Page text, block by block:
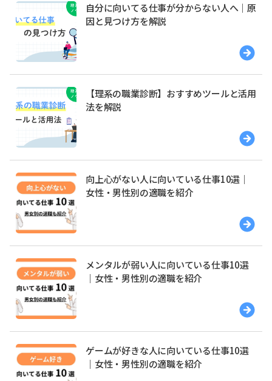
自分に向いてる仕事が分からない人へ｜原
因と見つけ方を解説
【理系の職業診断】おすすめツールと活用
法を解説
向上心がない人に向いている仕事10選｜
女性・男性別の適職を紹介
メンタルが弱い人に向いている仕事10選
｜女性・男性別の適職を紹介
ゲームが好きな人に向いている仕事10選
｜女性・男性別の適職を紹介